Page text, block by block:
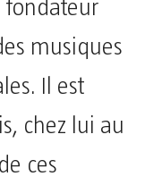
fondateur
musiques
Il est
chez lui au
ces